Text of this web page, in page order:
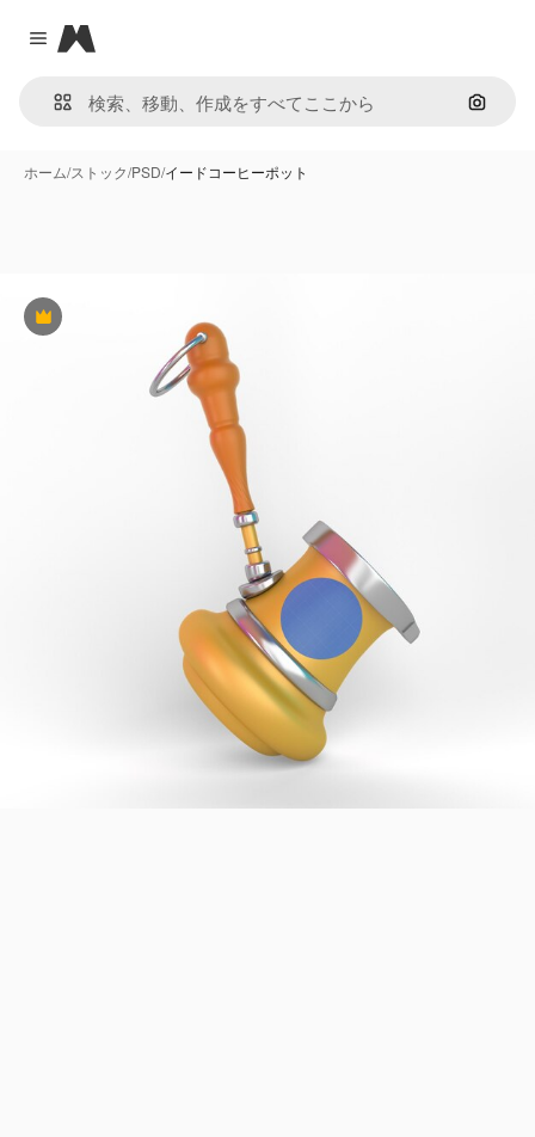
Close menu
Magnific
画像で
ホーム/ストック/PSD/イードコーヒーポット
Premium